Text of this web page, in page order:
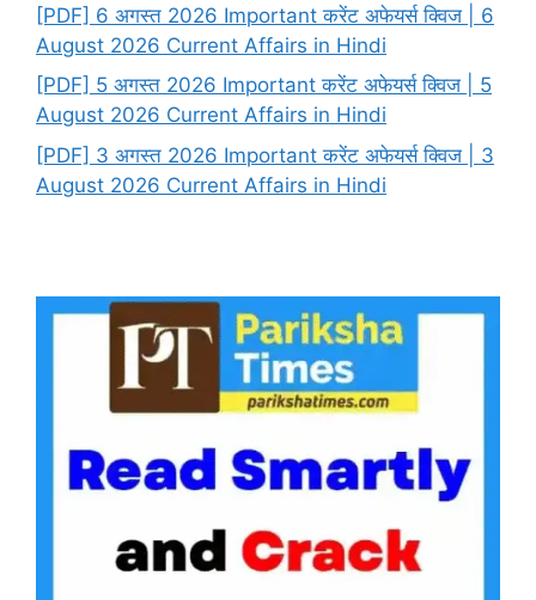
[PDF] 6 अगस्त 2026 Important करेंट अफेयर्स क्विज | 6
August 2026 Current Affairs in Hindi
[PDF] 5 अगस्त 2026 Important करेंट अफेयर्स क्विज | 5
August 2026 Current Affairs in Hindi
[PDF] 3 अगस्त 2026 Important करेंट अफेयर्स क्विज | 3
August 2026 Current Affairs in Hindi